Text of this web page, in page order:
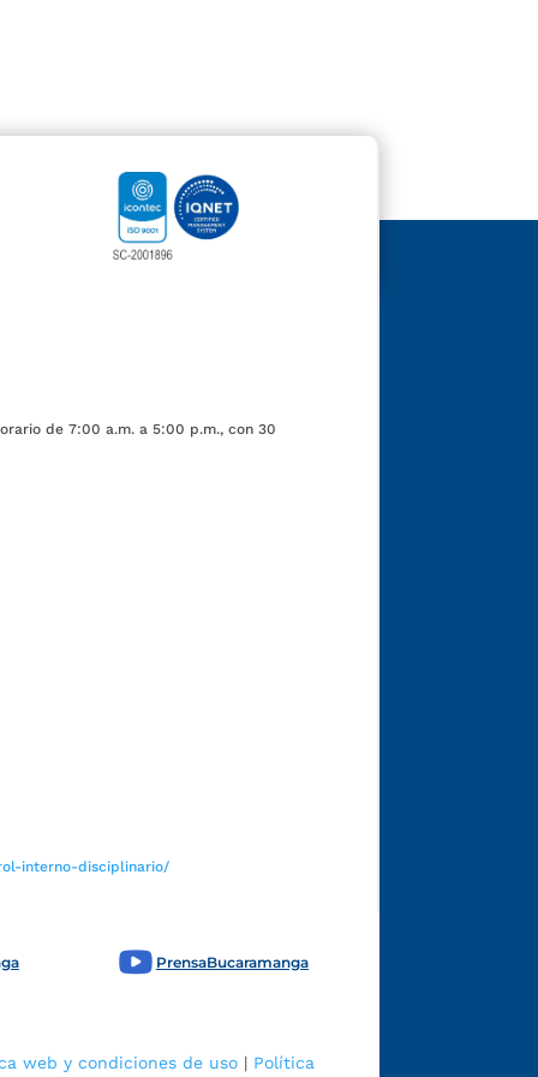
de 7:00 a.m. a 5:00 p.m., con 30
interno-disciplinario/
PrensaBucaramanga
web y condiciones de uso | Política